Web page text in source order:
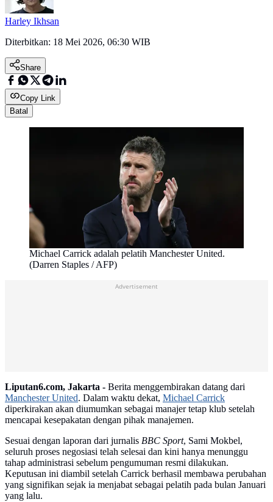
Harley Ikhsan
Diterbitkan: 18 Mei 2026, 06:30 WIB
Share
Copy Link
Batal
Michael Carrick adalah pelatih Manchester United.
(Darren Staples / AFP)
Liputan6.com, Jakarta - Berita menggembirakan datang dari
Manchester United. Dalam waktu dekat, Michael Carrick
diperkirakan akan diumumkan sebagai manajer tetap klub setelah
mencapai kesepakatan dengan pihak manajemen.
Sesuai dengan laporan dari jurnalis BBC Sport, Sami Mokbel,
seluruh proses negosiasi telah selesai dan kini hanya menunggu
tahap administrasi sebelum pengumuman resmi dilakukan.
Keputusan ini diambil setelah Carrick berhasil membawa perubahan
yang signifikan sejak ia menjabat sebagai pelatih pada bulan Januari
yang lalu.